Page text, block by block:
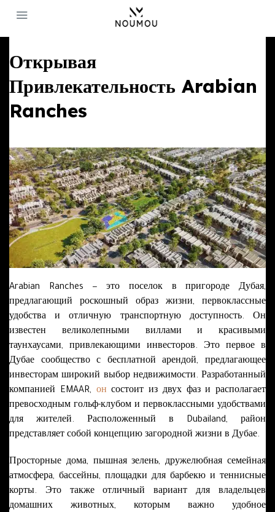
Открывая
Привлекательность Arabian
Ranches
Arabian Ranches − это поселок в пригороде Дубая,
предлагающий роскошный образ жизни, первоклассные
удобства и отличную транспортную доступность. Он
известен великолепными виллами и красивыми
таунхаусами, привлекающими инвесторов. Это первое в
Дубае сообщество с бесплатной арендой, предлагающее
инвесторам широкий выбор недвижимости. Разработанный
компанией EMAAR, он состоит из двух фаз и располагает
превосходным гольф-клубом и первоклассными удобствами
для жителей. Расположенный в Dubailand, район
представляет собой концепцию загородной жизни в Дубае.
Просторные дома, пышная зелень, дружелюбная семейная
атмосфера, бассейны, площадки для барбекю и теннисные
корты. Это также отличный вариант для владельцев
домашних животных, которым важно удобное